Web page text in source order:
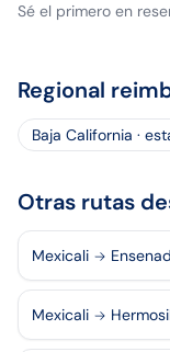
Sé el primero en
Regional
Baja California ·
Otras rutas
Mexicali
Mexicali